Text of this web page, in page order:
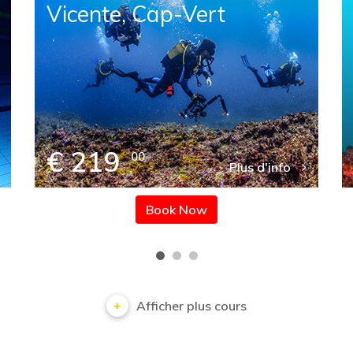
Vicente, Cap-Vert
€ 219 00
Plus d'info
Book Now
Afficher plus cours